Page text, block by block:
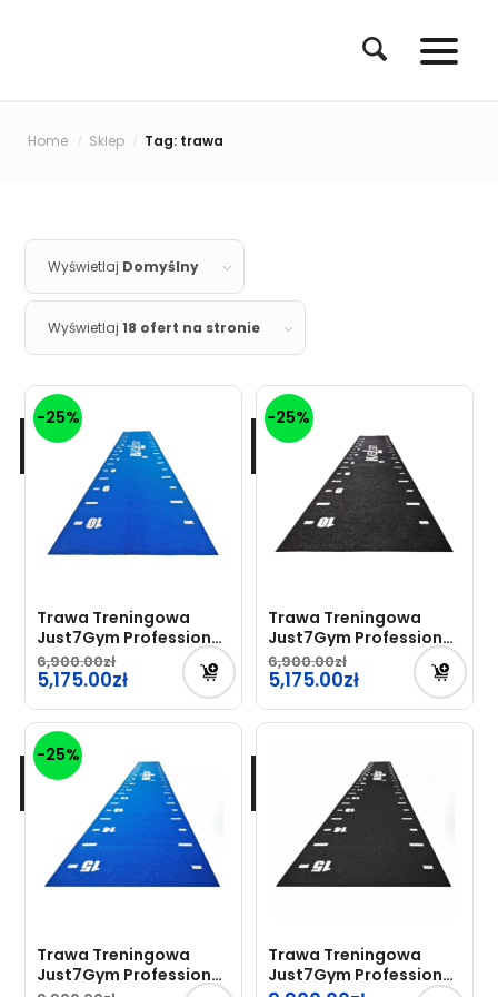
Home / Sklep / Tag: trawa
Wyświetlaj Domyślny
Wyświetlaj18 ofert na stronie
-25%
Trawa Treningowa
Just7Gym Professional
2x10m Niebieska
6,900.00
Pierwotna
cena
wynosiła:
6,900.00zł.
5,175.00
Aktualna
cena
wynosi:
5,175.00zł.
-25%
Trawa Treningowa
Just7Gym Professional
2x10m Czarna
6,900.00
Pierwotna
cena
wynosiła:
5,175.00
Aktualna
5,175.00zł.
-25%
Trawa Treningowa
Just7Gym Professional
Trawa Treningowa
Just7Gym Professional